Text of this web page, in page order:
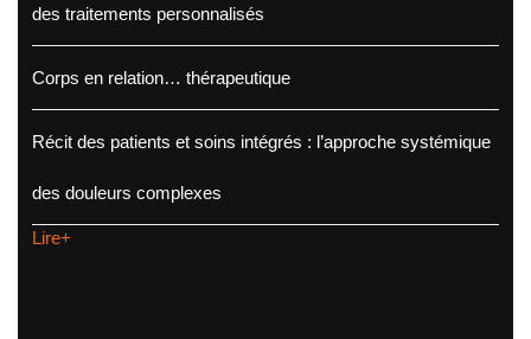
des traitements personnalisés
Corps en relation… thérapeutique
Récit des patients et soins intégrés : l’approche systémique
des douleurs complexes
Lire+